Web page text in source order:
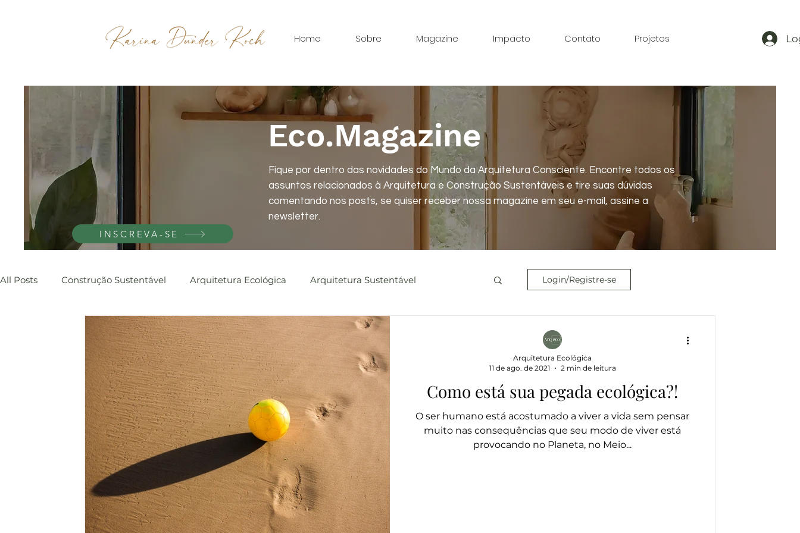
Home Sobre Magazine Impacto Contato Projetos
INSCREVA-SE
Eco.Magazine
Fique por dentro das novidades do Mundo da Arquitetura Consciente. Encontre todos os
assuntos relacionados à Arquitetura e Construção Sustentáveis e tire suas dúvidas
comentando nos posts, se quiser receber nossa magazine em seu e-mail, assine a
newsletter.
All Posts Construção Sustentável Arquitetura Ecológica Arquitetura Sustentável
Benefícios sustentáveis
Login/Registre-se
Como está sua pegada ecológica?!
O ser humano está acostumado a viver a vida sem pensar
muito nas consequências que seu modo de viver está
provocando no Planeta, no Meio...
Arquitetura Ecológica
11 de ago. de 2021
2 min de leitura